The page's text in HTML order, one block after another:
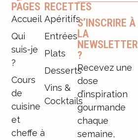
PAGES
Accueil
Qui
suis-je
?
Cours
de
cuisine
et
cheffe à
RECETTES
Apéritifs
Entrées
Plats
Desserts
Vins &
Cocktails
S’INSCRIRE À
LA
NEWSLETTER
?
Recevez une
dose
d’inspiration
gourmande
chaque
semaine,